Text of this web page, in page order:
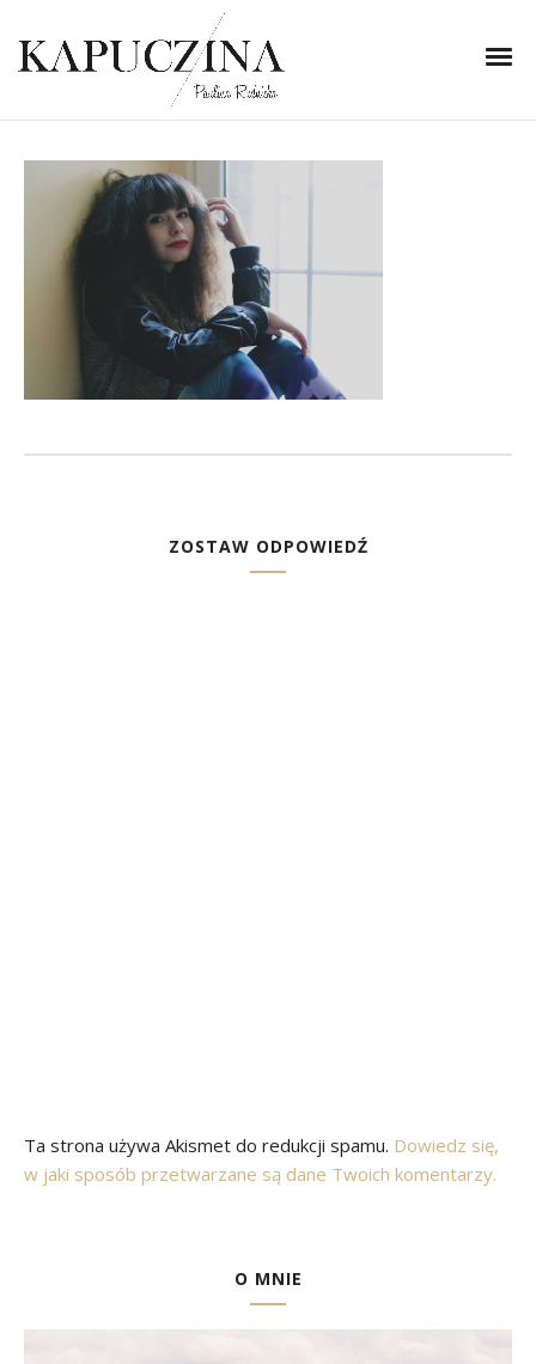
31 października 2013
IMG_3805
Written by
ZOSTAW ODPOWIEDŹ
Ta strona używa Akismet do redukcji spamu. Dowiedz się,
w jaki sposób przetwarzane są dane Twoich komentarzy.
O MNIE